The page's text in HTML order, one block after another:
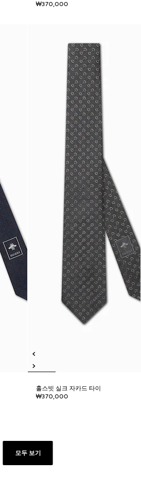
₩370,000
홀스빗 실크 자카드 타이
₩370,000
모두 보기